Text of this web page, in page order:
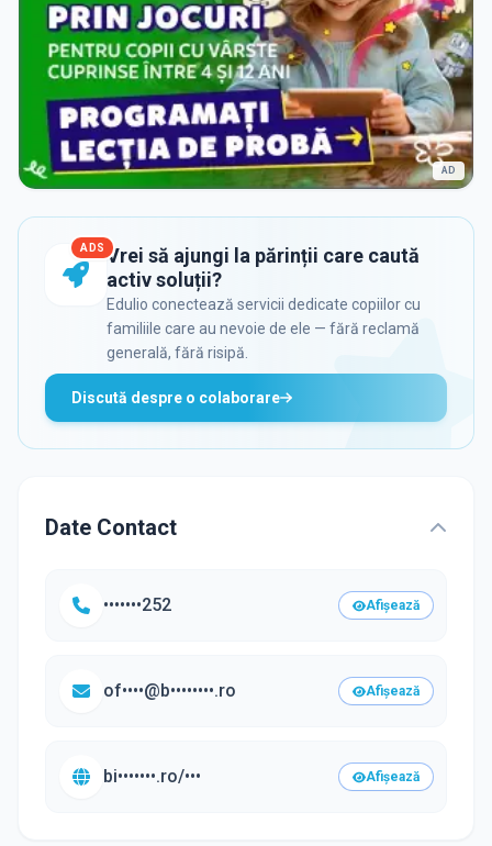
AD
ADS Vrei să ajungi la părinții care caută
activ soluții?
Edulio conectează servicii dedicate copiilor cu
familiile care au nevoie de ele — fără reclamă
generală, fără risipă.
Discută despre o colaborare
Date Contact
•••••••252 Afișează
of••••@b••••••••.ro Afișează
bi•••••••.ro/••• Afișează